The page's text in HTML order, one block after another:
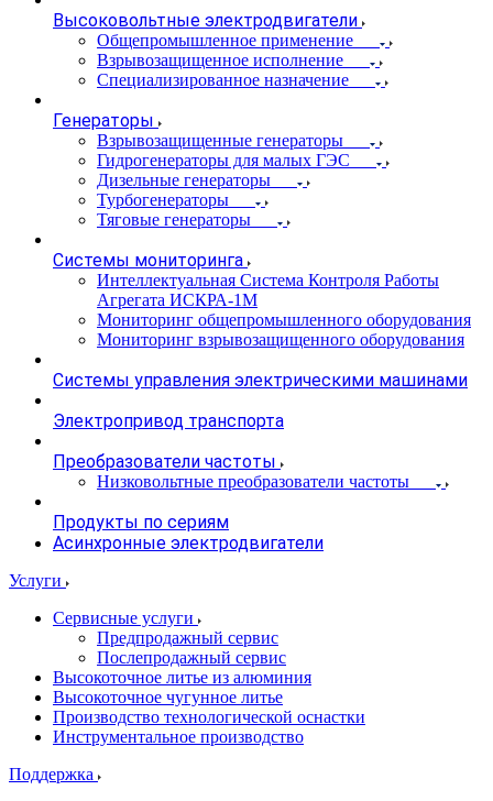
Высоковольтные электродвигатели
Общепромышленное применение
Взрывозащищенное исполнение
Специализированное назначение
Генераторы
Взрывозащищенные генераторы
Гидрогенераторы для малых ГЭС
Дизельные генераторы
Турбогенераторы
Тяговые генераторы
Системы мониторинга
Интеллектуальная Система Контроля Работы
Агрегата ИСКРА-1М
Мониторинг общепромышленного оборудования
Мониторинг взрывозащищенного оборудования
Системы управления электрическими машинами
Электропривод транспорта
Преобразователи частоты
Низковольтные преобразователи частоты
Продукты по сериям
Асинхронные электродвигатели
Услуги
Сервисные услуги
Предпродажный сервис
Послепродажный сервис
Высокоточное литье из алюминия
Высокоточное чугунное литье
Производство технологической оснастки
Инструментальное производство
Поддержка